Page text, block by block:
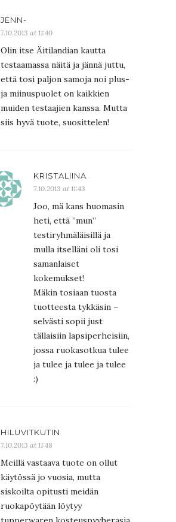
JENN-
7.10.2013 at 11:40
Olin itse Äitilandian kautta
testaamassa näitä ja jännä juttu,
että tosi paljon samoja noi plus-
ja miinuspuolet on kaikkien
muiden testaajien kanssa. Mutta
siis hyvä tuote, suosittelen!
KRISTALIINA
7.10.2013 at 11:43
Joo, mä kans huomasin
heti, että ”mun”
testiryhmäläisillä ja
mulla itselläni oli tosi
samanlaiset
kokemukset!
Mäkin tosiaan tuosta
tuotteesta tykkäsin –
selvästi sopii just
tällaisiin lapsiperheisiin,
jossa ruokasotkua tulee
ja tulee ja tulee ja tulee
:)
HILUVITKUTIN
7.10.2013 at 11:48
Meillä vastaava tuote on ollut
käytössä jo vuosia, mutta
siskoilta opitusti meidän
ruokapöytään löytyy